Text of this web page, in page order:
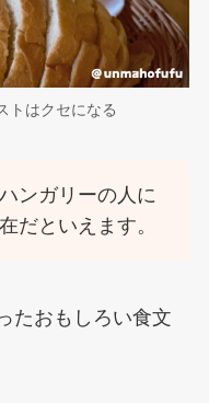
トはクセになる
ンガリーの人に
だといえます。
たおもしろい食文